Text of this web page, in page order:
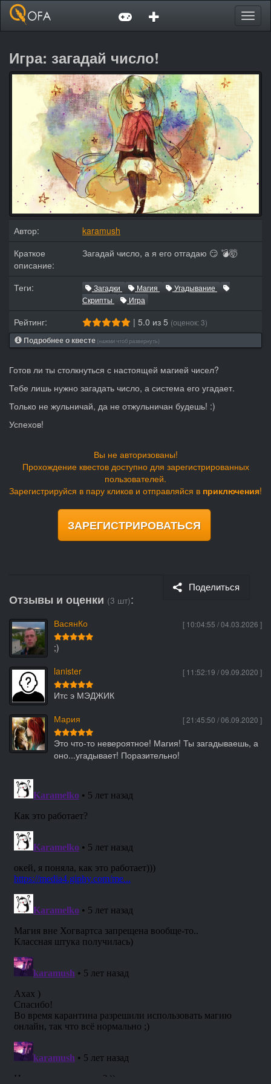
Игра: загадай число!
Автор:
karamush
Краткое
описание:
Загадай число, а я его отгадаю 😏 💣🤯
Теги: Загадки Магия
Угадывание
Скрипты
Игра
Рейтинг: | 5.0 из 5 (оценок: 3)
Подробнее о квесте(нажми чтоб развернуть)
Готов ли ты столкнуться с настоящей магией чисел?
Тебе лишь нужно загадать число, а система его угадает.
Только не жульничай, да не отжульничан будешь! :)
Успехов!
Вы не авторизованы!
Прохождение квестов доступно для зарегистрированных
пользователей.
Зарегистрируйся в пару кликов и отправляйся в приключения!
ЗАРЕГИСТРИРОВАТЬСЯ
Поделиться
Отзывы и оценки (3 шт):
[ 10:04:55 / 04.03.2026 ]
ВасянКо
;)
[ 11:52:19 / 09.09.2020 ]
lanister
Итс э МЭДЖИК
[ 21:45:50 / 06.09.2020 ]
Мария
Это что-то невероятное! Магия! Ты загадываешь, а
оно...угадывает! Поразительно!